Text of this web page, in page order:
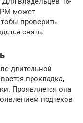
может
проверить
снять.
длительной
прокладка,
Проявляется она
подтеков